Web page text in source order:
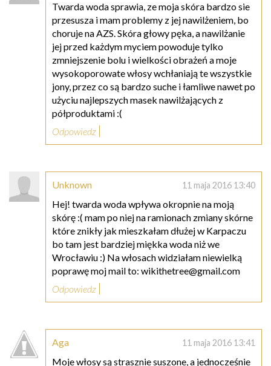
Twarda woda sprawia, ze moja skóra bardzo sie
przesusza i mam problemy z jej nawilżeniem, bo
choruje na AZS. Skóra głowy pęka, a nawilżanie
jej przed każdym myciem powoduje tylko
zmniejszenie bolu i wielkości obrażeń a moje
wysokoporowate włosy wchłaniają te wszystkie
jony, przez co są bardzo suche i łamliwe nawet po
użyciu najlepszych masek nawilżających z
półproduktami :(
Odpowiedz
Unknown 11 maja 2016 13:40
Hej! twarda woda wpływa okropnie na moją
skórę :( mam po niej na ramionach zmiany skórne
które znikły jak mieszkałam dłużej w Karpaczu
bo tam jest bardziej miękka woda niż we
Wrocławiu :) Na włosach widziałam niewielką
poprawę moj mail to: wikithetree@gmail.com
Odpowiedz
Aga 11 maja 2016 13:41
Moje włosy są strasznie suszone, a jednocześnie